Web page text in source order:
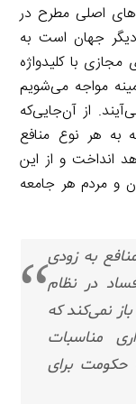
اصلی مطرح در
دیگر جهان است به
با کلیدواژه
مواجه می‌شویم
از آن‌جایی‌که
به هر نوع منافع
انداخت و از این
و مردم هر جامعه
به زودی
در نظام
نمی‌کند که
مناسبات
حکومت برای